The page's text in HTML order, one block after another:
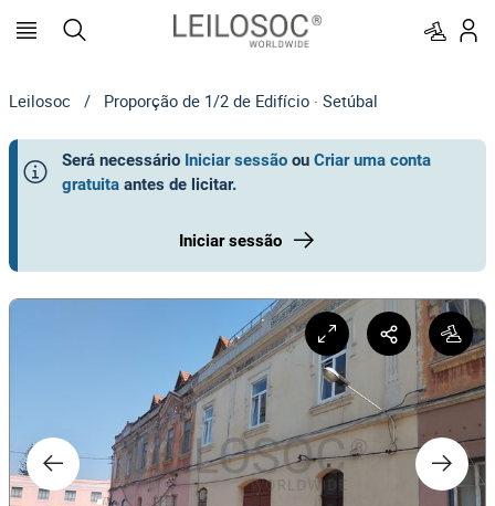
Leilosoc / Proporção de 1/2 de Edifício · Setúbal
Será necessário Iniciar sessão ou Criar uma conta
gratuita antes de licitar.
Iniciar sessão